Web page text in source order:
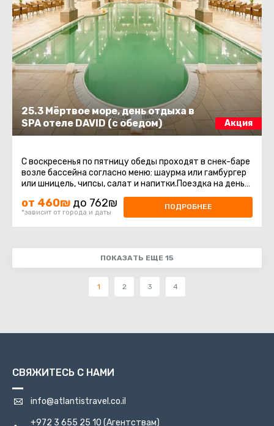
25.3 Мёртвое море, день отдыха в
SPA отеле DAVID (с обедом)
Акция
С воскресенья по пятницу обеды проходят в снек-баре
возле бассейна согласно меню: шаурма или гамбургер
или шницель, чипсы, салат и напитки.Поездка на день
от 460₪ до 762₪
*зависит от города и даты
ПОДРОБНЕЕ
ПОКАЗАТЬ ЕЩЕ 15
1 2 3 4
СВЯЖИТЕСЬ С НАМИ
info@atlantistravel.co.il
+972 3 655 25 10 (Агентствам)